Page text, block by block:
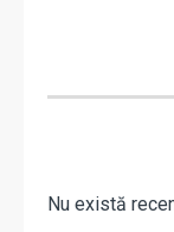
Nu există